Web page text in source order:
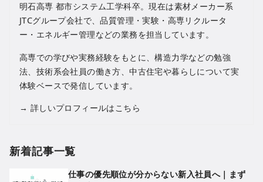
明石高専 都市システム工学科卒。現在は素材メーカー系
JTCグループ会社で、品質管理・実験・高専リクルータ
ー・エネルギー管理などの業務を担当しています。
高専での学びや実務経験をもとに、構造力学などの勉強
法、技術系会社員の働き方、中古住宅や暮らしについて実
体験ベースで発信しています。
→ 詳しいプロフィールはこちら
新着記事一覧
仕事の優先順位が分からない新入社員へ｜まず